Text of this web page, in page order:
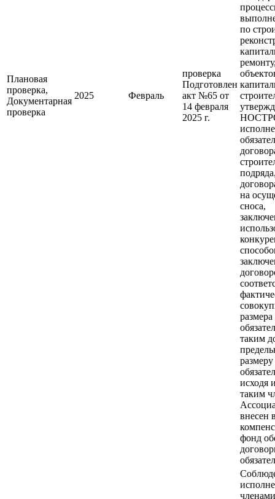
Плановая
проверка,
Документарная
проверка
2025 Февраль
проверка
Подготовлен
акт №65 от
14 февраля
2025 г.
по
на
сноса,
размера
таким
размеру
исходя
таким
внесен
фонд
членами